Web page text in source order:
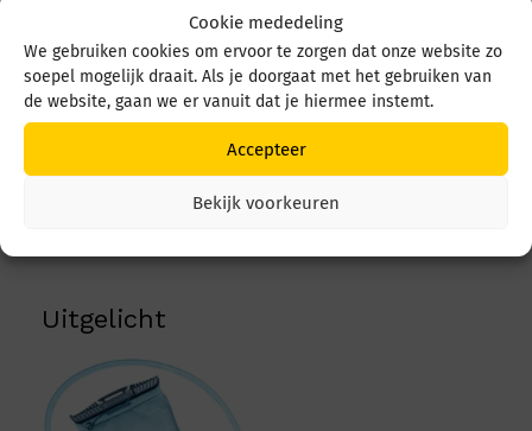
Cookie mededeling
We gebruiken cookies om ervoor te zorgen dat onze website zo
soepel mogelijk draait. Als je doorgaat met het gebruiken van
de website, gaan we er vanuit dat je hiermee instemt.
Accepteer
Bekijk voorkeuren
47,95
Deuter Streamer II 1.5
L DA3960025 3087
Uitgelicht